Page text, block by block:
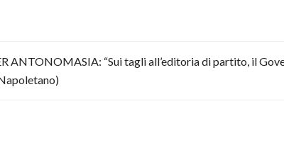
ANTONOMASIA: “Sui tagli all’editoria di partito, il